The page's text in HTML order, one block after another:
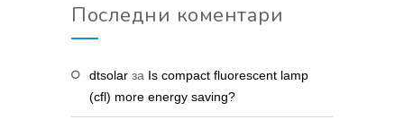
Последни коментари
dtsolar за Is compact fluorescent lamp
(cfl) more energy saving?